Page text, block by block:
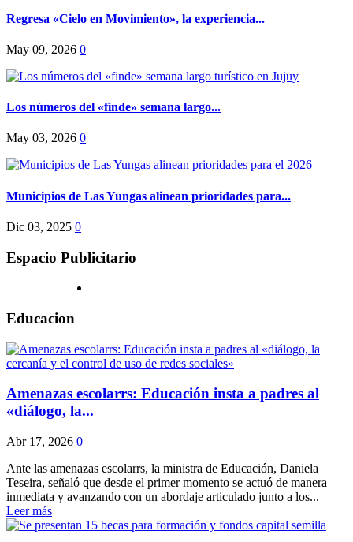
Regresa «Cielo en Movimiento», la experiencia...
May 09, 2026 0
Los números del «finde» semana largo...
May 03, 2026 0
Municipios de Las Yungas alinean prioridades para...
Dic 03, 2025 0
Espacio Publicitario
Educacion
Amenazas escolarrs: Educación insta a padres al
«diálogo, la...
Abr 17, 2026 0
Ante las amenazas escolarrs, la ministra de Educación, Daniela
Teseira, señaló que desde el primer momento se actuó de manera
inmediata y avanzando con un abordaje articulado junto a los...
Leer más